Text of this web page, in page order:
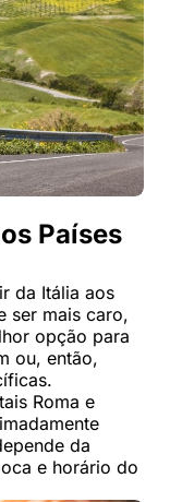
Países
da Itália aos
ser mais caro,
opção para
ou, então,
Roma e
da
e horário do